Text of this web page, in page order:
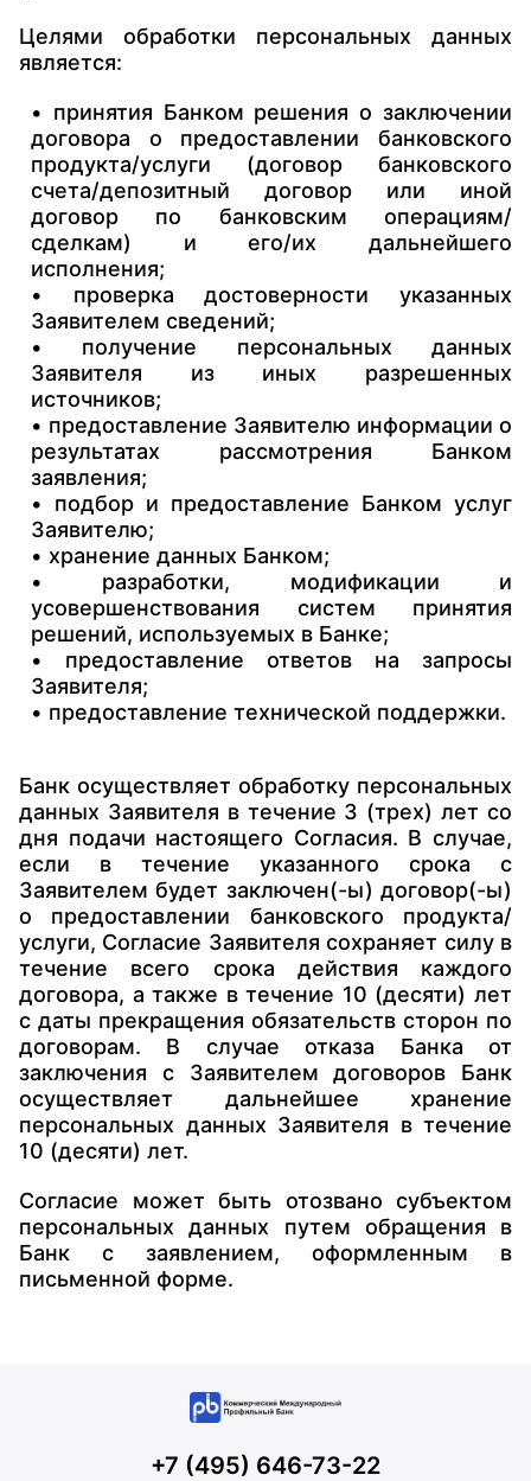
Целями обработки персональных данных
является:
• принятия Банком решения о заключении
договора о предоставлении банковского
продукта/услуги (договор банковского
счета/депозитный договор или иной
договор по банковским операциям/
сделкам) и его/их дальнейшего
исполнения;
• проверка достоверности указанных
Заявителем сведений;
• получение персональных данных
Заявителя из иных разрешенных
источников;
• предоставление Заявителю информации о
результатах рассмотрения Банком
заявления;
• подбор и предоставление Банком услуг
Заявителю;
• хранение данных Банком;
• разработки, модификации и
усовершенствования систем принятия
решений, используемых в Банке;
• предоставление ответов на запросы
Заявителя;
• предоставление технической поддержки.
Банк осуществляет обработку персональных
данных Заявителя в течение 3 (трех) лет со
дня подачи настоящего Согласия. В случае,
если в течение указанного срока с
Заявителем будет заключен(-ы) договор(-ы)
о предоставлении банковского продукта/
услуги, Согласие Заявителя сохраняет силу в
течение всего срока действия каждого
договора, а также в течение 10 (десяти) лет
с даты прекращения обязательств сторон по
договорам. В случае отказа Банка от
заключения с Заявителем договоров Банк
осуществляет дальнейшее хранение
персональных данных Заявителя в течение
10 (десяти) лет.
Согласие может быть отозвано субъектом
персональных данных путем обращения в
Банк с заявлением, оформленным в
письменной форме.
+7 (495) 646-73-22